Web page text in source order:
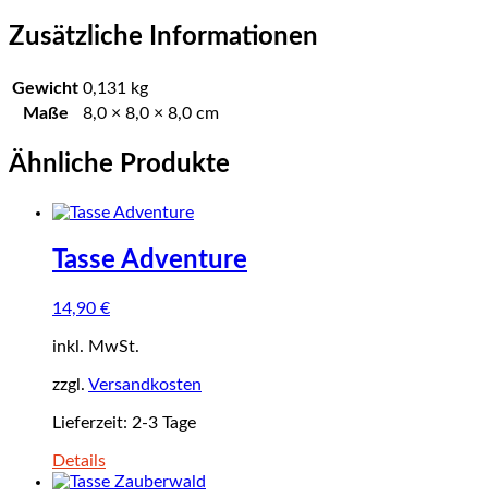
Zusätzliche Informationen
Gewicht 0,131 kg
Maße
8,0 × 8,0 × 8,0 cm
Ähnliche Produkte
Tasse Adventure
14,90 €
inkl. MwSt.
zzgl. Versandkosten
Lieferzeit: 2-3 Tage
Details